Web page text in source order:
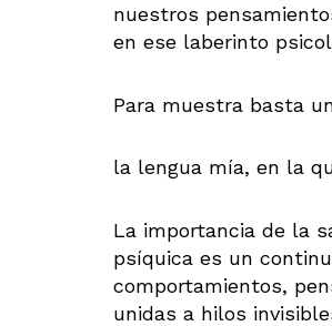
nuestros
en ese laberinto
Para muestra basta
la lengua mía, en la
La importancia de la
psíquica es un
comportamientos,
unidas a hilos